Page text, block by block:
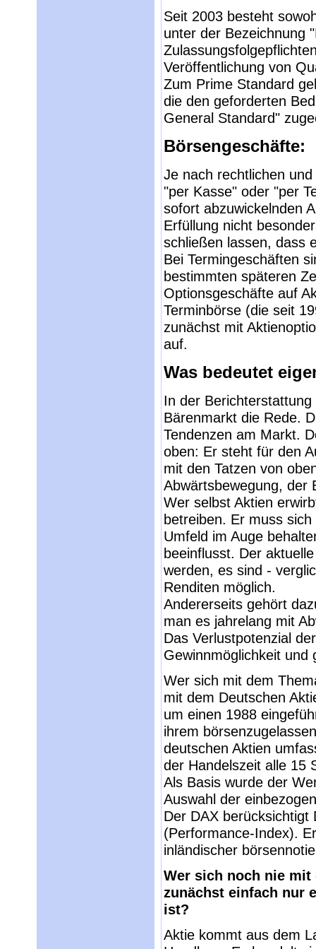
Seit 2003 besteht
unter der Bezeichnung
Veröffentlichung von
Zum Prime Standard
die den geforderten
General Standard"
Börsengeschäfte:
Je nach rechtlichen
"per Kasse" oder "per
sofort abzuwickelnden
Erfüllung nicht
schließen lassen, dass
Bei Termingeschäften
bestimmten späteren
Optionsgeschäfte auf
Terminbörse (die seit
zunächst mit
auf.
Was bedeutet
In der
Bärenmarkt die Rede.
Tendenzen am Markt.
oben: Er steht für den
mit den Tatzen von
Abwärtsbewegung, der
Wer selbst Aktien
betreiben. Er muss
Umfeld im Auge
beeinflusst. Der
werden, es sind -
Renditen möglich.
Andererseits gehört
man es jahrelang mit
Das Verlustpotenzial
Gewinnmöglichkeit und
Wer sich mit dem
mit dem Deutschen
um einen 1988
ihrem
deutschen Aktien
der Handelszeit alle 15
Als Basis wurde der
Auswahl der
Der DAX berücksichtigt
(Performance-Index).
inländischer
Wer sich noch nie
zunächst einfach nur
ist?
Aktie kommt aus dem